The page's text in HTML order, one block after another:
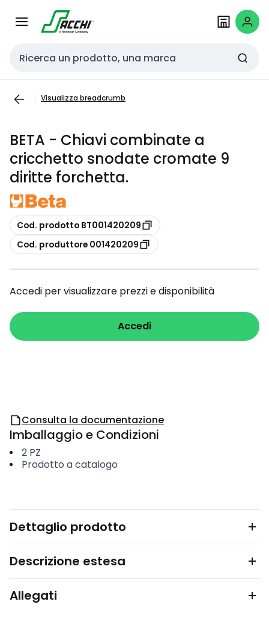
navigazionecontenuto
Cerca input
Visualizza breadcrumb
BETA - Chiavi combinate a
cricchetto snodate cromate 9
diritte forchetta.
copia
Cod. prodotto BT001420209
copia
Cod. produttore 001420209
Accedi per visualizzare prezzi e disponibilità
Accedi
Consulta la documentazione
Imballaggio e Condizioni
2 PZ
Prodotto a catalogo
Dettaglio prodotto
Descrizione estesa
Allegati